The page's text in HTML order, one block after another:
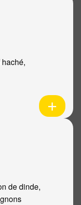
de dinde,